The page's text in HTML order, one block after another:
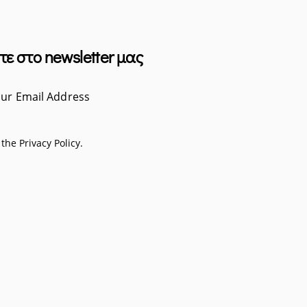
στο newsletter μας
Privacy Policy.